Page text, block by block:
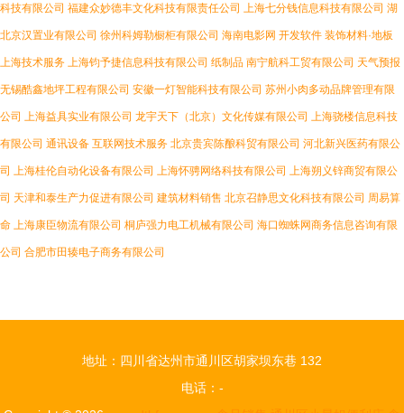
科技有限公司 福建众妙德丰文化科技有限责任公司 上海七分钱信息科技有限公司 湖
北京汉置业有限公司 徐州科姆勒橱柜有限公司 海南电影网 开发软件 装饰材料·地板
上海技术服务 上海钧予捷信息科技有限公司 纸制品 南宁航科工贸有限公司 天气预报
无锡酷鑫地坪工程有限公司 安徽一灯智能科技有限公司 苏州小肉多动品牌管理有限
公司 上海益具实业有限公司 龙宇天下（北京）文化传媒有限公司 上海骁楼信息科技
有限公司 通讯设备 互联网技术服务 北京贵宾陈酿科贸有限公司 河北新兴医药有限公
司 上海桂伦自动化设备有限公司 上海怀骋网络科技有限公司 上海朔义锌商贸有限公
司 天津和泰生产力促进有限公司 建筑材料销售 北京召静思文化科技有限公司 周易算
命 上海康臣物流有限公司 桐庐强力电工机械有限公司 海口蜘蛛网商务信息咨询有限
公司 合肥市田辏电子商务有限公司
地址：四川省达州市通川区胡家坝东巷 132
电话：-